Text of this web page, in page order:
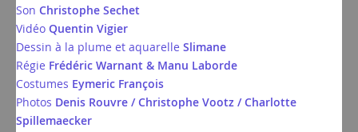
Son Christophe Sechet
Vidéo Quentin Vigier
Dessin à la plume et aquarelle Slimane
Régie Frédéric Warnant & Manu Laborde
Costumes Eymeric François
Photos Denis Rouvre / Christophe Vootz / Charlotte
Spillemaecker